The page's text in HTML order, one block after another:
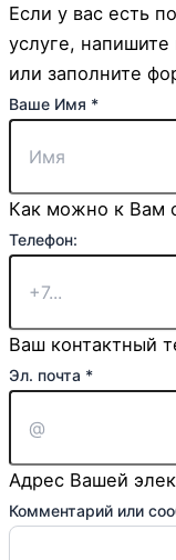
Если у вас есть
услуге,
или заполните
Ваше Имя *
Как можно к Вам
Имя
Комментарий
Телефон:
Ваш контактный
Эл. почта *
Адрес Вашей
Комментарий или